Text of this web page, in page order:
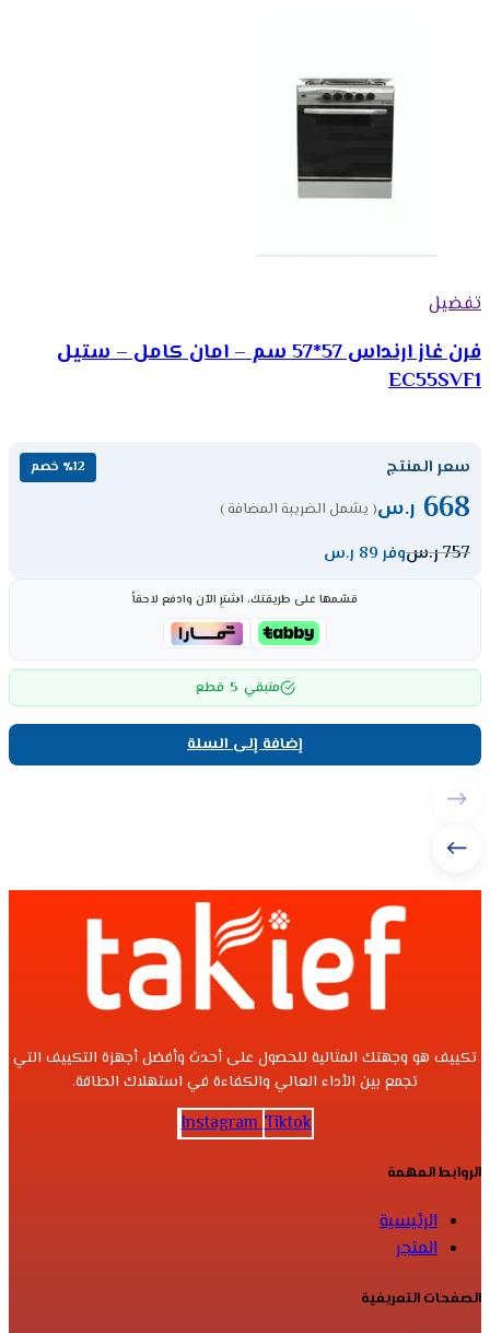
تفضيل
فرن غاز ارنداس 57*57 سم – امان كامل – ستيل
EC55SVF1
سعر المنتج ٪12 خصم
668 ر.س( يشمل الضريبة المضافة )
757ر.سوفر 89 ر.س
قسّمها على طريقتك، اشترِ الآن وادفع لاحقاً
متبقي 5 قطع
إضافة إلى السلة
تكييف هو وجهتك المثالية للحصول على أحدث وأفضل أجهزة التكييف التي
تجمع بين الأداء العالي والكفاءة في استهلاك الطاقة.
Instagram Tiktok
الروابط المهمة
الرئيسية
المتجر
الصفحات التعريفية